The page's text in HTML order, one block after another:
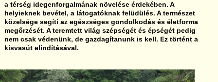
a térség idegenforgalmának növelése érdekében. A
helyieknek bevétel, a látogatóknak felüdülés. A természet
közelsége segíti az egészséges gondolkodás és életforma
megőrzését. A teremtett világ szépségét és épségét pedig
nem csak védenünk, de gazdagítanunk is kell. Ez történt a
kisvasút elindításával.